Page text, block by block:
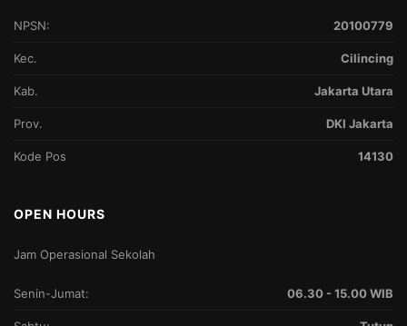
NPSN: 20100779
Kec. Cilincing
Kab. Jakarta Utara
Prov. DKI Jakarta
Kode Pos 14130
OPEN HOURS
Jam Operasional Sekolah
Senin-Jumat: 06.30 - 15.00 WIB